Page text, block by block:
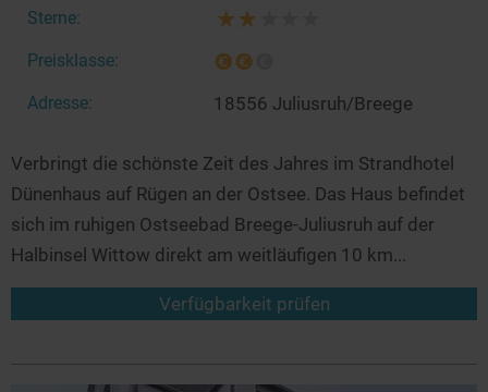
Sterne:
Preisklasse:
Adresse: 18556 Juliusruh/Breege
Verbringt die schönste Zeit des Jahres im Strandhotel
Dünenhaus auf Rügen an der Ostsee. Das Haus befindet
sich im ruhigen Ostseebad Breege-Juliusruh auf der
Halbinsel Wittow direkt am weitläufigen 10 km...
Verfügbarkeit prüfen